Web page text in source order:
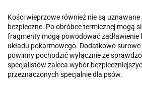
Kości wieprzowe również nie są uznawane
bezpieczne. Po obróbce termicznej mogą
fragmenty mogą powodować zadławienie
układu pokarmowego. Dodatkowo
powinny pochodzić wyłącznie ze
specjalistów zaleca wybór
przeznaczonych specjalnie dla psów.